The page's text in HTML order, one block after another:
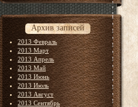
Архив записей
2013 Февраль
2013 Март
2013 Апрель
2013 Май
2013 Июнь
2013 Июль
2013 Август
2013 Сентябрь